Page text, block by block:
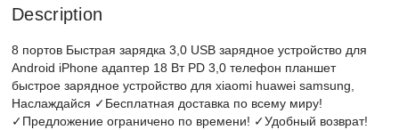
Description
8 портов Быстрая зарядка 3,0 USB зарядное устройство для
Android iPhone адаптер 18 Вт PD 3,0 телефон планшет
быстрое зарядное устройство для xiaomi huawei samsung,
Наслаждайся ✓Бесплатная доставка по всему миру!
✓Предложение ограничено по времени! ✓Удобный возврат!